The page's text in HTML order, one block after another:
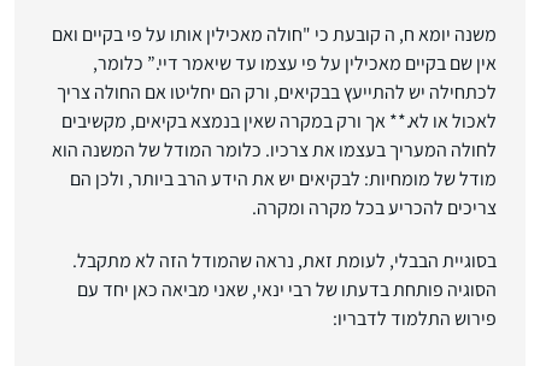
משנה יומא ח, ה קובעת כי "חולה מאכילין אותו על פי בקיים ואם
אין שם בקיים מאכילין על פי עצמו עד שיאמר דיי.” כלומר,
לכתחילה יש להתייעץ בבקיאים, ורק הם יחליטו אם החולה צריך
לאכול או לא.** אך ורק במקרה שאין בנמצא בקיאים, מקשיבים
לחולה המעריך בעצמו את צרכיו. כלומר המודל של המשנה הוא
מודל של מומחיות: לבקיאים יש את הידע הרב ביותר, ולכן הם
צריכים להכריע בכל מקרה ומקרה.
בסוגיית הבבלי, לעומת זאת, נראה שהמודל הזה לא מתקבל.
הסוגיה פותחת בדעתו של רבי ינאי, שאני מביאה כאן יחד עם
פירוש התלמוד לדבריו: